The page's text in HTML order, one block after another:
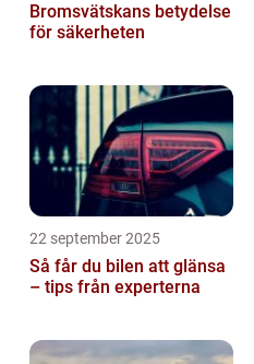
Bromsvätskans betydelse
för säkerheten
22 september 2025
Så får du bilen att glänsa
– tips från experterna